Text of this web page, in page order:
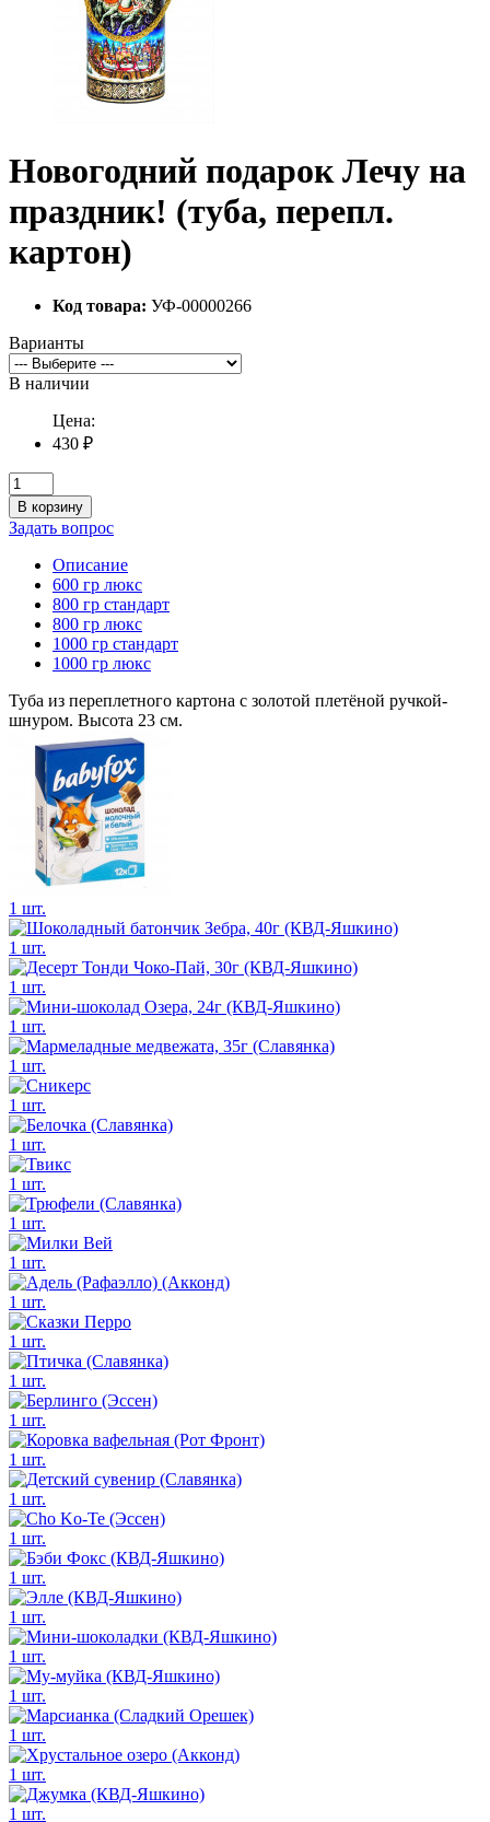
Новогодний подарок Лечу на
праздник! (туба, перепл.
картон)
Код товара: УФ-00000266
Варианты
В наличии
Цена:
430 ₽
В корзину
Задать вопрос
Описание
600 гр люкс
800 гр стандарт
800 гр люкс
1000 гр стандарт
1000 гр люкс
Туба из переплетного картона с золотой плетёной ручкой-
шнуром. Высота 23 см.
1 шт.
1 шт.
1 шт.
1 шт.
1 шт.
1 шт.
1 шт.
1 шт.
1 шт.
1 шт.
1 шт.
1 шт.
1 шт.
1 шт.
1 шт.
1 шт.
1 шт.
1 шт.
1 шт.
1 шт.
1 шт.
1 шт.
1 шт.
1 шт.